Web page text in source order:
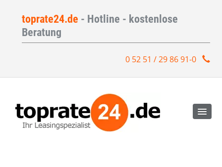
toprate24.de - Hotline - kostenlose
Beratung
0 52 51 / 29 86 91-0